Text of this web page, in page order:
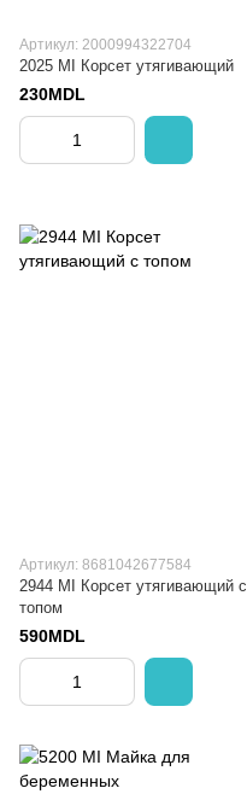
Артикул: 2000994322704
2025 MI Корсет утягивающий
230MDL
Артикул: 8681042677584
2944 MI Корсет утягивающий с
топом
590MDL